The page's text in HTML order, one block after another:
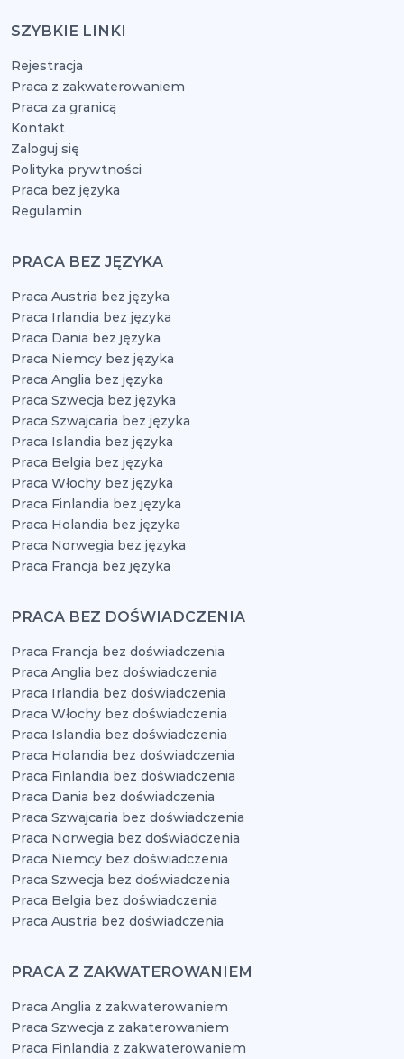
SZYBKIE LINKI
Rejestracja
Praca z zakwaterowaniem
Praca za granicą
Kontakt
Zaloguj się
Polityka prywtności
Praca bez języka
Regulamin
PRACA BEZ JĘZYKA
Praca Austria bez języka
Praca Irlandia bez języka
Praca Dania bez języka
Praca Niemcy bez języka
Praca Anglia bez języka
Praca Szwecja bez języka
Praca Szwajcaria bez języka
Praca Islandia bez języka
Praca Belgia bez języka
Praca Włochy bez języka
Praca Finlandia bez języka
Praca Holandia bez języka
Praca Norwegia bez języka
Praca Francja bez języka
PRACA BEZ DOŚWIADCZENIA
Praca Francja bez doświadczenia
Praca Anglia bez doświadczenia
Praca Irlandia bez doświadczenia
Praca Włochy bez doświadczenia
Praca Islandia bez doświadczenia
Praca Holandia bez doświadczenia
Praca Finlandia bez doświadczenia
Praca Dania bez doświadczenia
Praca Szwajcaria bez doświadczenia
Praca Norwegia bez doświadczenia
Praca Niemcy bez doświadczenia
Praca Szwecja bez doświadczenia
Praca Belgia bez doświadczenia
Praca Austria bez doświadczenia
PRACA Z ZAKWATEROWANIEM
Praca Anglia z zakwaterowaniem
Praca Szwecja z zakaterowaniem
Praca Finlandia z zakwaterowaniem